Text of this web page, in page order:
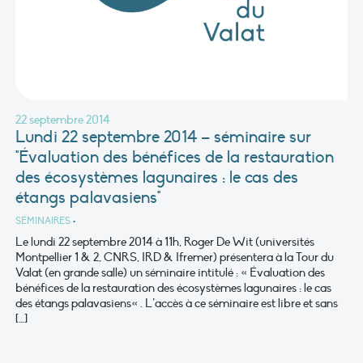
22 septembre 2014
Lundi 22 septembre 2014 – séminaire sur
"Évaluation des bénéfices de la restauration
des écosystèmes lagunaires : le cas des
étangs palavasiens"
SÉMINAIRES •
Le lundi 22 septembre 2014 à 11h, Roger De Wit (universités
Montpellier 1 & 2, CNRS, IRD & Ifremer) présentera à la Tour du
Valat (en grande salle) un séminaire intitulé : « Évaluation des
bénéfices de la restauration des écosystèmes lagunaires : le cas
des étangs palavasiens« . L’accès à ce séminaire est libre et sans
[…]